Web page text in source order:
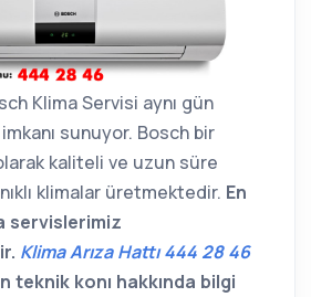
Klima Servisi aynı gün
sunuyor. Bosch bir
kaliteli ve uzun süre
klimalar üretmektedir. En
servislerimiz
Klima Arıza Hattı 444 28 46
teknik konı hakkında bilgi